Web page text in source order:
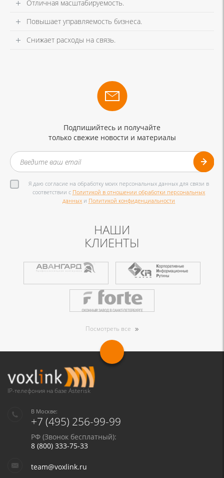
Отличная масштабируемость.
Повышает управляемость бизнеса.
Снижает расходы на связь.
Подпишийтесь и получайте
только свежие новости и материалы
Я даю согласие на обработку моих персональных данных для связи в
соответствии с Политикой в отношении обработки персональных
данных и Политикой конфиденциальности
НАШИ
КЛИЕНТЫ
Посмотреть все
IP-телефония на базе Asterisk
В Москве:
+7 (495) 256-99-99
РФ (Звонок бесплатный):
8 (800) 333-75-33
team@voxlink.ru